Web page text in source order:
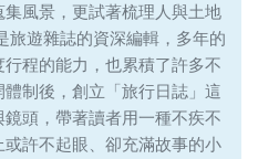
風景，更試著梳理人與土地
旅遊雜誌的資深編輯，多年的
程的能力，也累積了許多不
制後，創立「旅行日誌」這
頭，帶著讀者用一種不疾不
許不起眼、卻充滿故事的小